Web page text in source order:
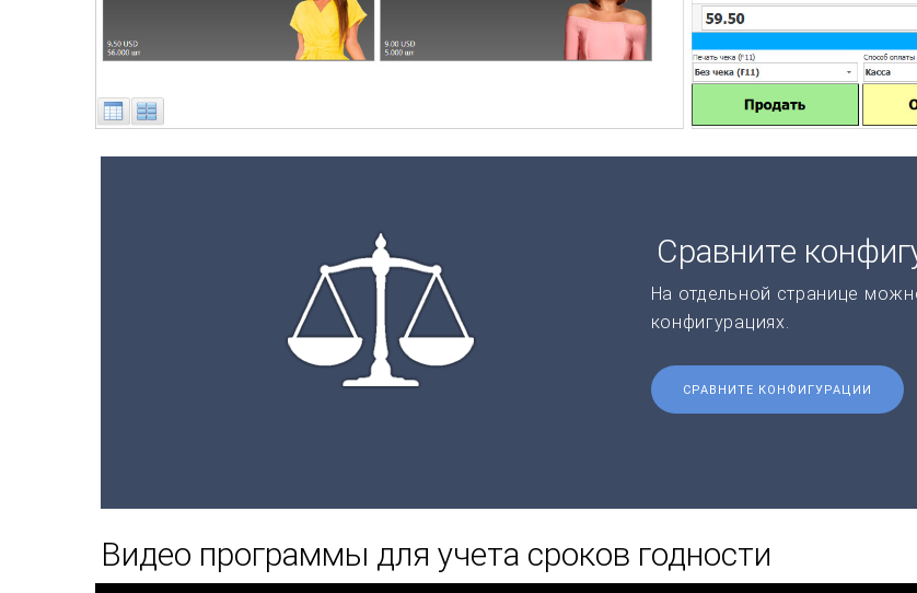
Сравните
На отдельной странице
конфигурациях.
СРАВНИТЕ КОНФИГУРАЦИИ
Видео программы для учета сроков годности